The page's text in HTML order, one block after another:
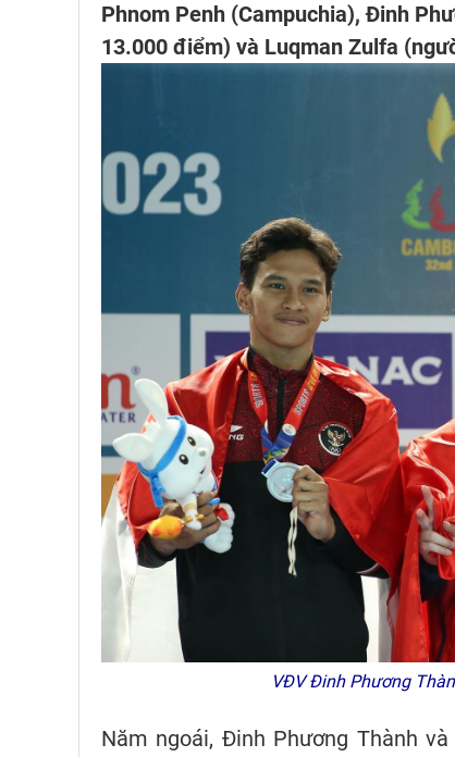
Phnom Penh (Campuchia), Đinh
13.000 điểm) và Luqman Zulfa
VĐV Đinh Phương
Năm ngoái, Đinh Phương Thành